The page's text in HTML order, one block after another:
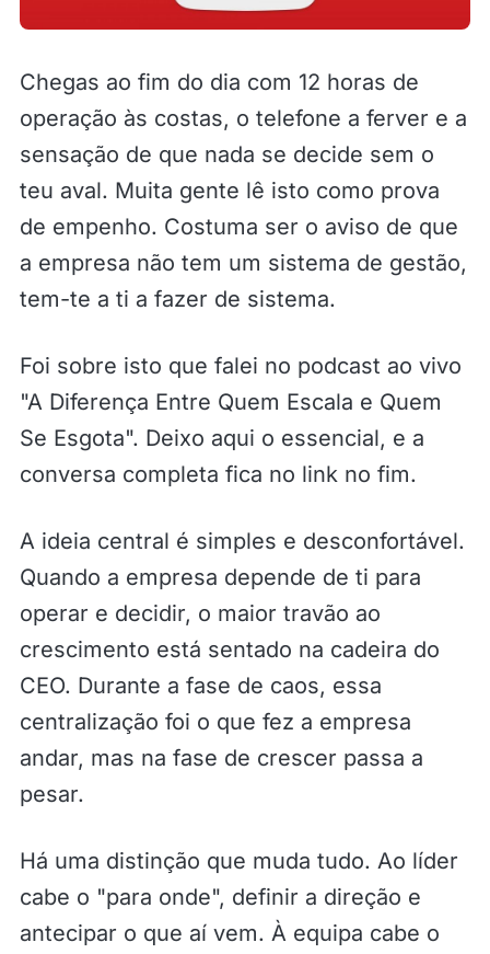
Chegas ao fim do dia com 12 horas de
operação às costas, o telefone a ferver e a
sensação de que nada se decide sem o
teu aval. Muita gente lê isto como prova
de empenho. Costuma ser o aviso de que
a empresa não tem um sistema de gestão,
tem-te a ti a fazer de sistema.
Foi sobre isto que falei no podcast ao vivo
"A Diferença Entre Quem Escala e Quem
Se Esgota". Deixo aqui o essencial, e a
conversa completa fica no link no fim.
A ideia central é simples e desconfortável.
Quando a empresa depende de ti para
operar e decidir, o maior travão ao
crescimento está sentado na cadeira do
CEO. Durante a fase de caos, essa
centralização foi o que fez a empresa
andar, mas na fase de crescer passa a
pesar.
Há uma distinção que muda tudo. Ao líder
cabe o "para onde", definir a direção e
antecipar o que aí vem. À equipa cabe o